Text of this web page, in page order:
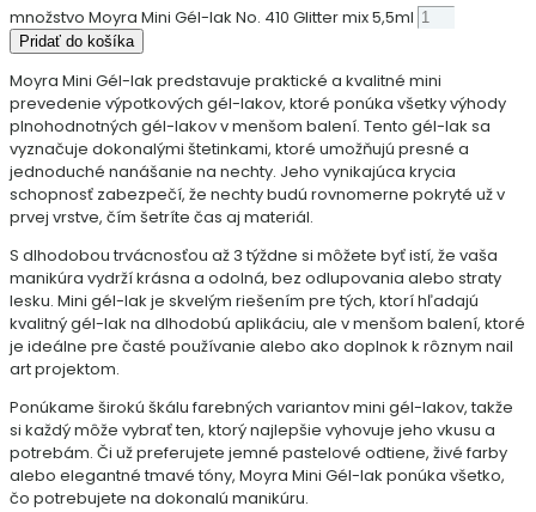
množstvo Moyra Mini Gél-lak No. 410 Glitter mix 5,5ml
Pridať do košíka
Moyra Mini Gél-lak predstavuje praktické a kvalitné mini
prevedenie výpotkových gél-lakov, ktoré ponúka všetky výhody
plnohodnotných gél-lakov v menšom balení. Tento gél-lak sa
vyznačuje dokonalými štetinkami, ktoré umožňujú presné a
jednoduché nanášanie na nechty. Jeho vynikajúca krycia
schopnosť zabezpečí, že nechty budú rovnomerne pokryté už v
prvej vrstve, čím šetríte čas aj materiál.
S dlhodobou trvácnosťou až 3 týždne si môžete byť istí, že vaša
manikúra vydrží krásna a odolná, bez odlupovania alebo straty
lesku. Mini gél-lak je skvelým riešením pre tých, ktorí hľadajú
kvalitný gél-lak na dlhodobú aplikáciu, ale v menšom balení, ktoré
je ideálne pre časté používanie alebo ako doplnok k rôznym nail
art projektom.
Ponúkame širokú škálu farebných variantov mini gél-lakov, takže
si každý môže vybrať ten, ktorý najlepšie vyhovuje jeho vkusu a
potrebám. Či už preferujete jemné pastelové odtiene, živé farby
alebo elegantné tmavé tóny, Moyra Mini Gél-lak ponúka všetko,
čo potrebujete na dokonalú manikúru.